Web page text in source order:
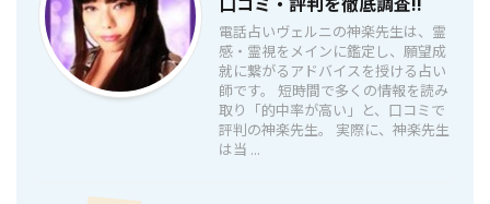
電話占いヴェルニの神楽先生は、霊
感・霊視をメインに鑑定し、願望成
就に繋がるアドバイスを授ける占い
師です。 短時間で多くの情報を読み
取り「的中率が高い」と、口コミで
評判の神楽先生。 実際に、神楽先生
は当 ...